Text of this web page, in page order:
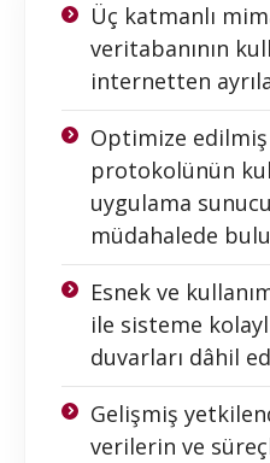
Üç katmanlı
veritabanının
internetten
Optimize
protokolünün
uygulama
müdahalede
Esnek ve
ile sisteme
duvarları dâhil
Gelişmiş
verilerin ve